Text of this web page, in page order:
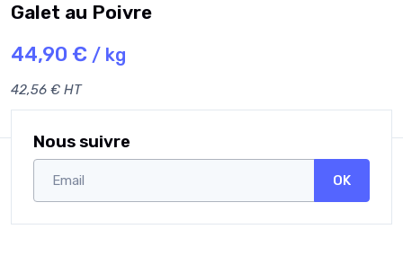
Galet au Poivre
44,90 € / kg
42,56 € HT
Nous suivre
OK